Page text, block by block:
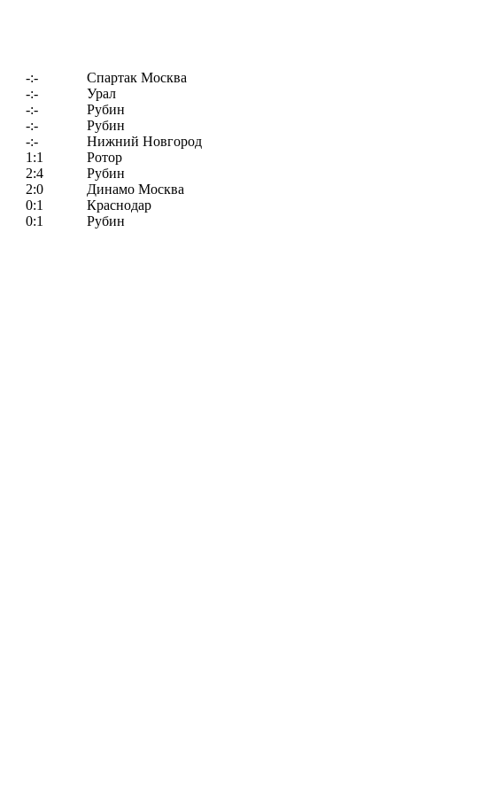
-:-
Спартак Москва
-:-
Урал
-:-
Рубин
-:-
Рубин
-:-
Нижний Новгород
1:1
Ротор
2:4
Рубин
2:0
Динамо Москва
0:1
Краснодар
0:1
Рубин